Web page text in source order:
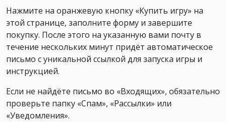
Нажмите на оранжевую кнопку «Купить игру» на
этой странице, заполните форму и завершите
покупку. После этого на указанную вами почту в
течение нескольких минут придёт автоматическое
письмо с уникальной ссылкой для запуска игры и
инструкцией.
Если не найдёте письмо во «Входящих», обязательно
проверьте папку «Спам», «Рассылки» или
«Уведомления».